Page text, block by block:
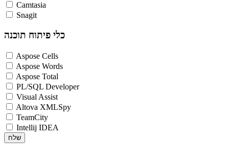
Camtasia
Snagit
כלי פיתוח תוכנה
Aspose Cells
Aspose Words
Aspose Total
PL/SQL Developer
Visual Assist
Altova XMLSpy
TeamCity
Intellij IDEA